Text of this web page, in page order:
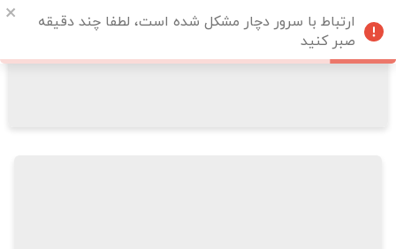
ارتباط با سرور دچار مشکل شده است، لطفا چند دقیقه
صبر کنید